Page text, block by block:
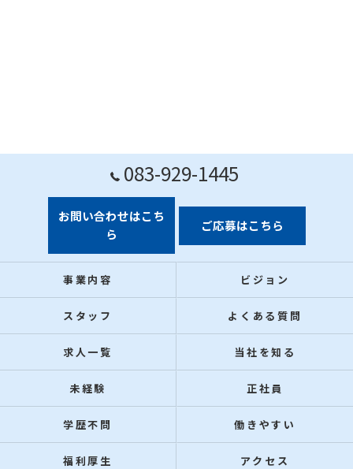
083-929-1445
お問い合わせはこち
ら
ご応募はこちら
事業内容 ビジョン
スタッフ よくある質問
求人一覧 当社を知る
未経験 正社員
学歴不問 働きやすい
福利厚生 アクセス